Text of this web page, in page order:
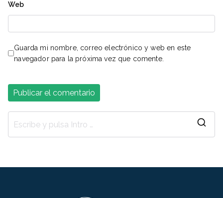
Web
Guarda mi nombre, correo electrónico y web en este
navegador para la próxima vez que comente.